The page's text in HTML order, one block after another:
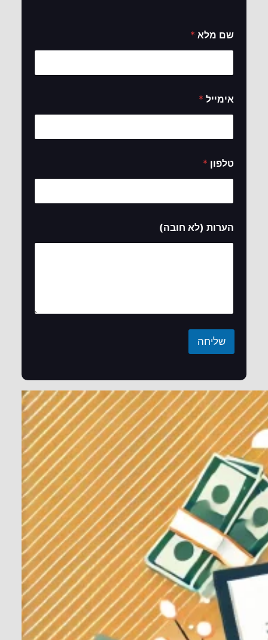
שם מלא *
ש
ם
ע
ו
ת
אימייל *
טלפון *
הערות (לא חובה)
שליחה